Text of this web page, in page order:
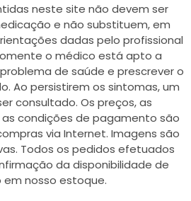
neste site não devem ser
e não substituem, em
dadas pelo profissional
o médico está apto a
de saúde e prescrever o
Ao persistirem os sintomas, um
consultado. Os preços, as
condições de pagamento são
via Internet. Imagens são
Todos os pedidos efetuados
da disponibilidade de
nosso estoque.